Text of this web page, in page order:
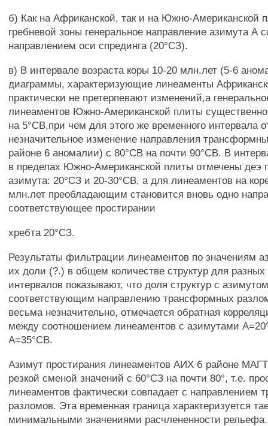
б) Как на Африканской, так и на Южно-Американской
гребневой зоны генеральное направление азимута А
направлением оси спрединга (20°СЗ).
в) В интервале возраста коры 10-20 млн.лет (5-6
диаграммы, характеризующие линеаменты
практически не претерпевают изменений,а
линеаментов Южно-Американской плиты существенно
на 5°СВ,при чем для этого же временного интервала
незначительное изменение направления
районе 6 аномалии) с 80°СВ на почти 90°СВ. В
в пределах Южно-Американской плиты отмечены деэ
азимута: 20°СЗ и 20-30°СВ, а для линеаментов на
млн.лет преобладающим становится вновь одно
соответствующее простирании
хребта 20°СЗ.
Результаты фильтрации линеаментов по значениям
их доли (?.) в общем количестве структур для
интервалов показывают, что доля структур с
соответствующим направлению трансформных
весьма незначительно, отмечается обратная
между соотношением линеаментов с азимутами
А=35°СВ.
Азимут простирания линеаментов АИХ б районе МАГТ
резкой сменой значений с 60°СЗ на почти 80°, т.е.
линеаментов фактически совпадает с направлением
разломов. Эта временная граница характеризуется
минимальными значениями расчлененности